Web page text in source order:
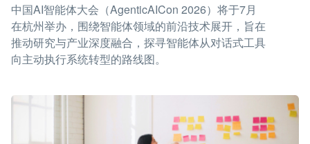
中国AI智能体大会（AgenticAICon 2026）将于7月
在杭州举办，围绕智能体领域的前沿技术展开，旨在
推动研究与产业深度融合，探寻智能体从对话式工具
向主动执行系统转型的路线图。